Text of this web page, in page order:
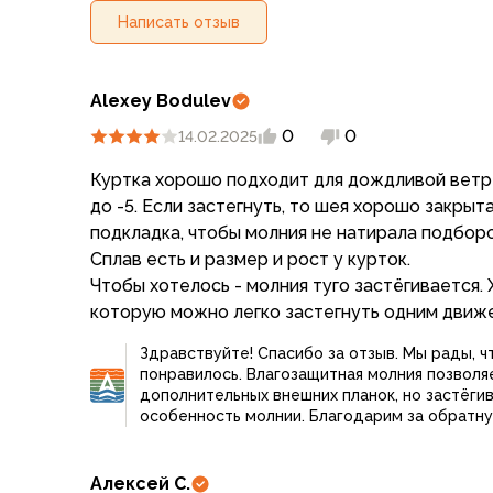
Компрессионные мешки
Подушки
Надувные
Самонадувающиеся
Пенки
Сидушки
Аксессуары
Экспедиционные
Треккинговые
Городские
Питьевые системы
Аксессуары
Сумки, кейсы и гермоупаковка
Сумки, баулы
Гермоупаковка
Написать отзыв
Alexey Bodulev
14.02.2025 0 0
Куртка хорошо подходит для дождливой
до -5. Если застегнуть, то шея хорошо
подкладка, чтобы молния не натирала
Сплав есть и размер и рост у курток.
Чтобы хотелось - молния туго
Здравствуйте! Спасибо за отзыв. Мы рады,
понравилось. Влагозащитная молния
дополнительных внешних планок, но
особенность молнии. Благодарим за
Алексей С.